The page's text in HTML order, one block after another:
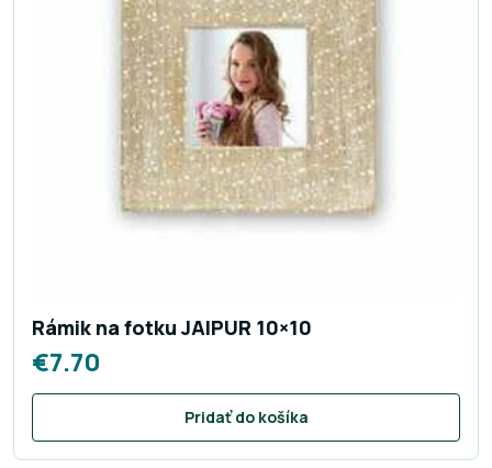
Rámik na fotku JAIPUR 10×10
€7.70
Pridať do košíka